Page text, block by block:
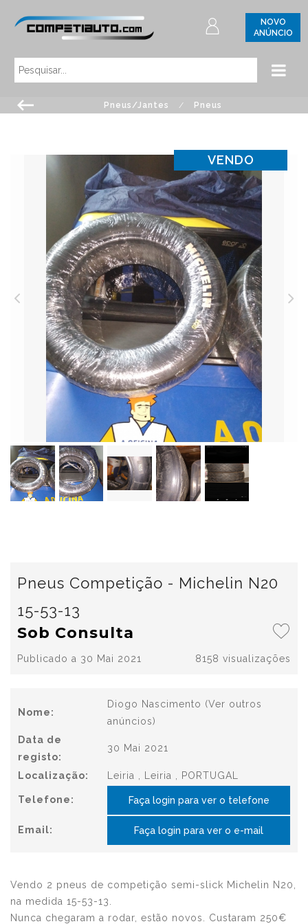
NOVO
ANÚNCIO
Pneus/Jantes / Pneus
VENDO
Pneus Competição - Michelin N20
15-53-13
Sob Consulta
Publicado a 30 Mai 2021 8158 visualizações
Nome:
Diogo Nascimento (Ver outros
anúncios)
Data de
registo:
30 Mai 2021
Localização: Leiria , Leiria , PORTUGAL
Telefone: Faça login para ver o telefone
Email: Faça login para ver o e-mail
Vendo 2 pneus de competição semi-slick Michelin N20,
na medida 15-53-13.
Nunca chegaram a rodar, estão novos. Custaram 250€